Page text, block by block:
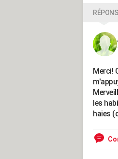
Merci!
les
haies